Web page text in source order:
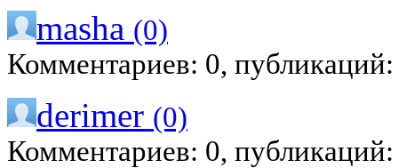
masha (0)
Комментариев: 0,
derimer (0)
Комментариев: 0,